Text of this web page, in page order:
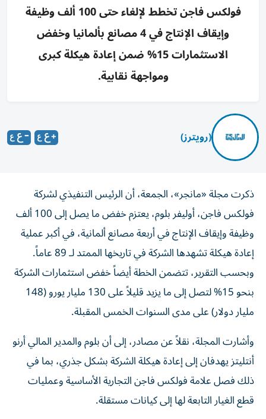
فولكس فاجن تخطط لإلغاء حتى 100 ألف وظيفة
وإيقاف الإنتاج في 4 مصانع بألمانيا وخفض
الاستثمارات 15% ضمن إعادة هيكلة كبرى
ومواجهة نقابية.
(رويترز)
ذكرت مجلة «مانجر»، الجمعة، أن الرئيس التنفيذي لشركة
فولكس فاجن، أوليفر بلوم، يعتزم خفض ما يصل إلى 100 ألف
وظيفة وإيقاف الإنتاج في أربعة مصانع ألمانية، في أكبر عملية
إعادة هيكلة تشهدها الشركة في تاريخها الممتد لـ 89 عاماً.
وبحسب التقرير، تتضمن الخطة أيضاً خفض استثمارات الشركة
بنحو 15% لتصل إلى ما يزيد قليلاً على 130 مليار يورو (148
مليار دولار) على مدى السنوات الخمس المقبلة.
وأشارت المجلة، نقلاً عن مصادر، إلى أن بلوم والمدير المالي أرنو
أنتليتز يهدفان إلى إعادة هيكلة الشركة بشكل جذري، بما في
ذلك فصل علامة فولكس فاجن التجارية الأساسية وعمليات
قطع الغيار التابعة لها إلى كيانات مستقلة.